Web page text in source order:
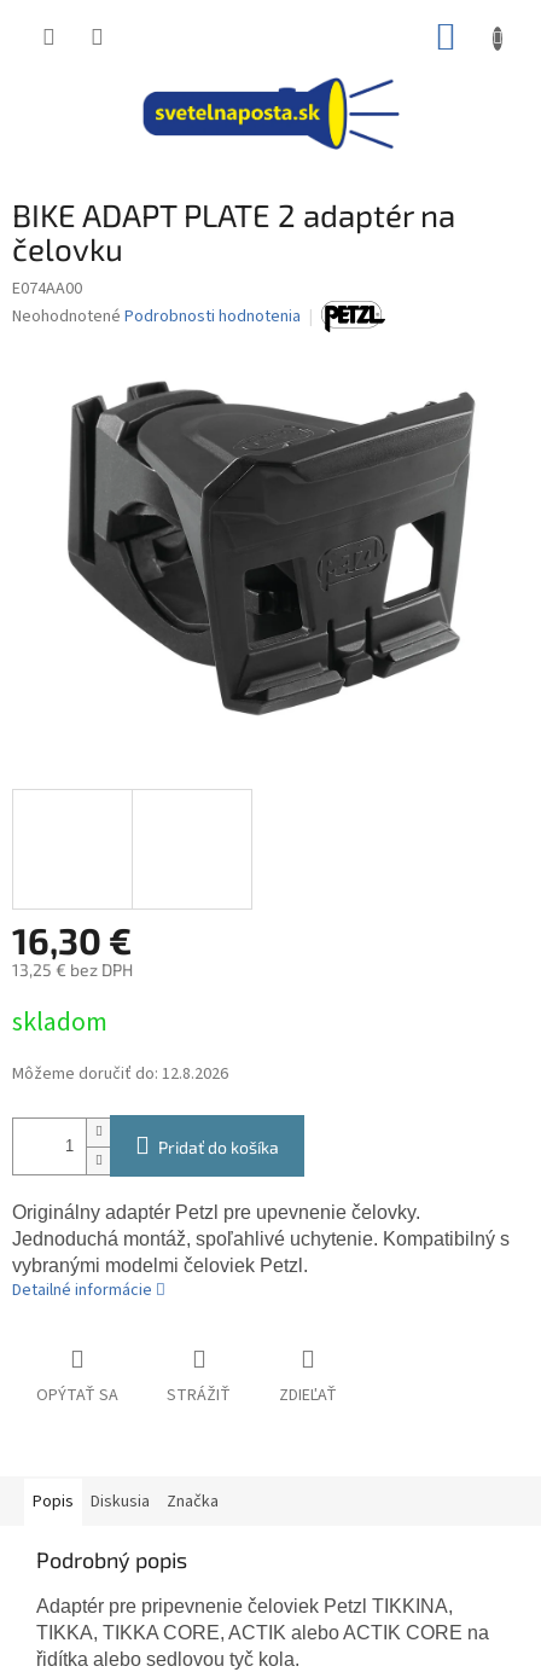
BIKE ADAPT PLATE 2 adaptér na
čelovku
E074AA00
Priemerné
hviezdičiek.
Neohodnotené Podrobnosti hodnotenia
16,30 €
13,25 € bez DPH
cena:
skladom
Môžeme doručiť do: 12.8.2026
Pridať do košíka
Originálny adaptér Petzl pre upevnenie čelovky.
Jednoduchá montáž, spoľahlivé uchytenie. Kompatibilný s
vybranými modelmi čeloviek Petzl.
Detailné informácie
OPÝTAŤ SA STRÁŽIŤ ZDIEĽAŤ
Popis Diskusia Značka
Podrobný popis
Adaptér pre pripevnenie čeloviek Petzl TIKKINA,
TIKKA, TIKKA CORE, ACTIK alebo ACTIK CORE na
řidítka alebo sedlovou tyč kola.